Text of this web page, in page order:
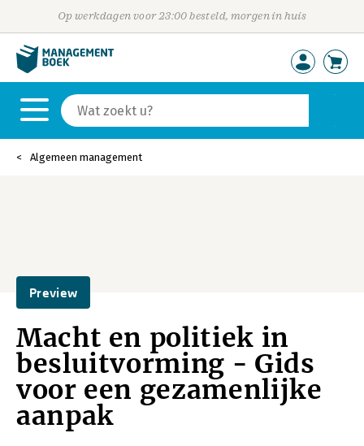
Op werkdagen voor 23:00 besteld, morgen in huis
Algemeen management
Preview
Macht en politiek in
besluitvorming - Gids
voor een gezamenlijke
aanpak